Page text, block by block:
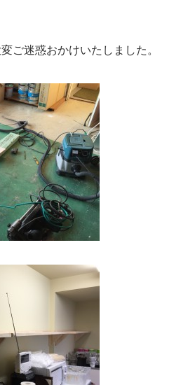
ご迷惑おかけいたしました。